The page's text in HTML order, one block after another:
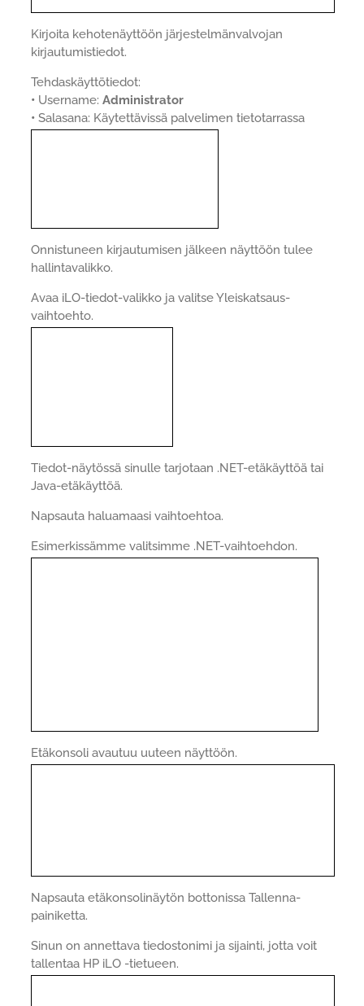
Kirjoita kehotenäyttöön järjestelmänvalvojan
kirjautumistiedot.
Tehdaskäyttötiedot:
• Username: Administrator
• Salasana: Käytettävissä palvelimen tietotarrassa
Onnistuneen kirjautumisen jälkeen näyttöön tulee
hallintavalikko.
Avaa iLO-tiedot-valikko ja valitse Yleiskatsaus-
vaihtoehto.
Tiedot-näytössä sinulle tarjotaan .NET-etäkäyttöä tai
Java-etäkäyttöä.
Napsauta haluamaasi vaihtoehtoa.
Esimerkissämme valitsimme .NET-vaihtoehdon.
Etäkonsoli avautuu uuteen näyttöön.
Napsauta etäkonsolinäytön bottonissa Tallenna-
painiketta.
Sinun on annettava tiedostonimi ja sijainti, jotta voit
tallentaa HP iLO -tietueen.